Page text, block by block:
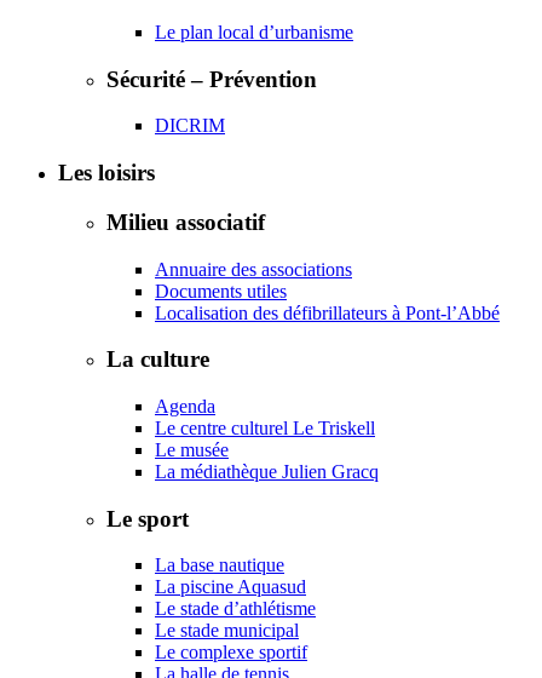
Le plan local d’urbanisme
Sécurité – Prévention
DICRIM
Les loisirs
Milieu associatif
Annuaire des associations
Documents utiles
Localisation des défibrillateurs à Pont-l’Abbé
La culture
Agenda
Le centre culturel Le Triskell
Le musée
La médiathèque Julien Gracq
Le sport
La base nautique
La piscine Aquasud
Le stade d’athlétisme
Le stade municipal
Le complexe sportif